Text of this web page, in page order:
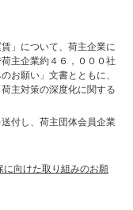
」について、荷主企業に
主企業約４６，０００社
お願い」文書とともに、
主対策の深度化に関する
付し、荷主団体会員企業
に向けた取り組みのお願